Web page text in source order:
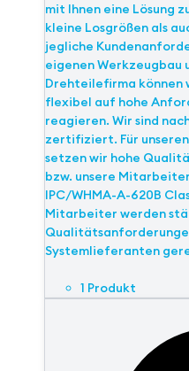
mit Ihnen eine Lösung
kleine Losgrößen als
jegliche
eigenen Werkzeugbau
Drehteilefirma können
flexibel auf hohe
reagieren. Wir sind nach
zertifiziert. Für
setzen wir hohe
bzw. unsere
IPC/WHMA-A-620B
Mitarbeiter werden
Systemlieferanten
1 Produkt